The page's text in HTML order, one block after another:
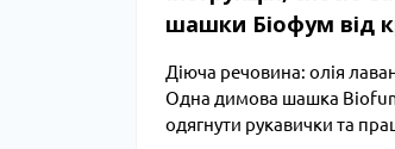
шашки Біофум від
Діюча речовина: олія
Одна димова шашка
одягнути рукавички та